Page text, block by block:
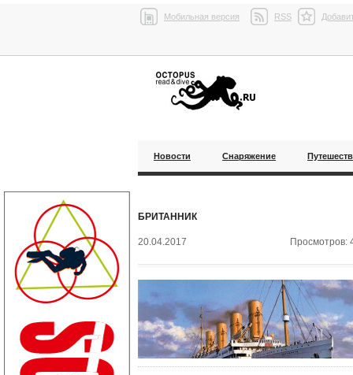
Мобильная версия RSS
Новости Снаряжение
БРИТАННИК
20.04.2017 Просмотров: